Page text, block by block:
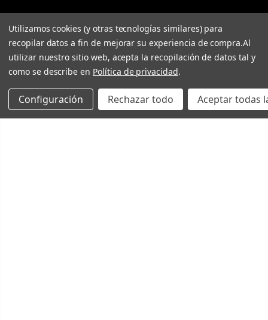
Utilizamos cookies (y otras tecnologías similares) para
recopilar datos a fin de mejorar su experiencia de compra.Al
utilizar nuestro sitio web, acepta la recopilación de datos tal y
como se describe en Política de privacidad.
Configuración Rechazar todo Aceptar todas